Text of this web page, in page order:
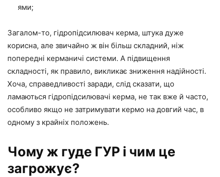
ями;
Загалом-то, гідропідсилювач керма, штука дуже
корисна, але звичайно ж він більш складний, ніж
попередні керманичі системи. А підвищення
складності, як правило, викликає зниження надійності.
Хоча, справедливості заради, слід сказати, що
ламаються гідропідсилювачі керма, не так вже й часто,
особливо якщо не затримувати кермо на довгий час, в
одному з крайніх положень.
Чому ж гуде ГУР і чим це
загрожує?